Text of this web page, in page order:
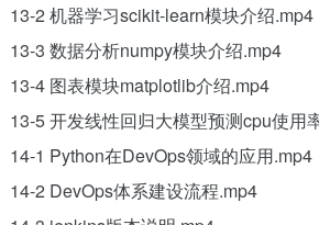
13-2 机器学习scikit-learn模块介绍.mp4
13-3 数据分析numpy模块介绍.mp4
13-4 图表模块matplotlib介绍.mp4
13-5 开发线性回归大模型预测cpu使用
14-1 Python在DevOps领域的应用.mp4
14-2 DevOps体系建设流程.mp4